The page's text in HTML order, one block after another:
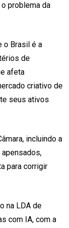
problema da
o Brasil é a
de
afeta
criativo de
seus ativos
incluindo a
para corrigir
na LDA de
com IA, com a